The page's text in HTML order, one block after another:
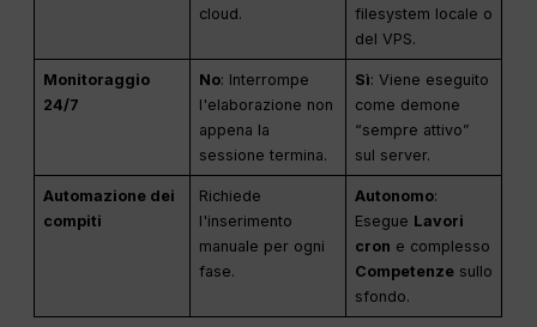
cloud.
filesystem locale o
del VPS.
Monitoraggio
24/7
No: Interrompe
l'elaborazione non
appena la
sessione termina.
Sì: Viene eseguito
come demone
“sempre attivo”
sul server.
Automazione dei
compiti
Richiede
l'inserimento
manuale per ogni
fase.
Autonomo:
Esegue Lavori
cron e complesso
Competenzesullo
sfondo.